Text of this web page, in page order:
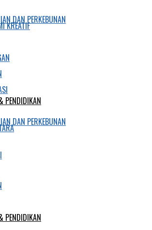
DAN PERKEBUNAN
PENDIDIKAN
KREATIF
DAN PERKEBUNAN
PENDIDIKAN